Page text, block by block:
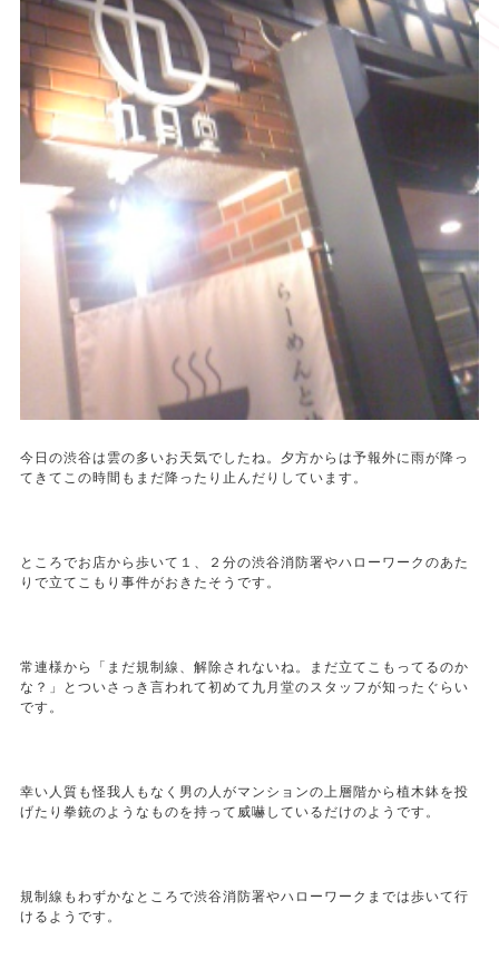
今日の渋谷は雲の多いお天気でしたね。夕方からは予報外に雨が降っ
てきてこの時間もまだ降ったり止んだりしています。
ところでお店から歩いて１、２分の渋谷消防署やハローワークのあた
りで立てこもり事件がおきたそうです。
常連様から「まだ規制線、解除されないね。まだ立てこもってるのか
な？」とついさっき言われて初めて九月堂のスタッフが知ったぐらい
です。
幸い人質も怪我人もなく男の人がマンションの上層階から植木鉢を投
げたり拳銃のようなものを持って威嚇しているだけのようです。
規制線もわずかなところで渋谷消防署やハローワークまでは歩いて行
けるようです。